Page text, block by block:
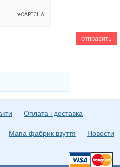
Оплата і доставка
Мапа фабрик взуття Новости